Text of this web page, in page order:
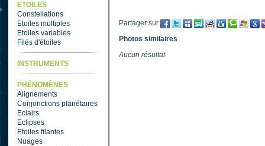
ETOILES
Constellations
Etoiles multiples
Etoiles variables
Filés d'étoiles
INSTRUMENTS
PHÉNOMÈNES
Alignements
Conjonctions planétaires
Eclairs
Eclipses
Etoiles filantes
Nuages
Partager sur
Photos similaires
Aucun résultat